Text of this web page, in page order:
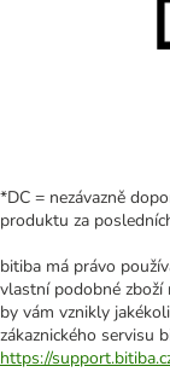
*DC = nezávazně
produktu za
bitiba má právo
vlastní podobné zboží
by vám vznikly
zákaznického servisu
https://